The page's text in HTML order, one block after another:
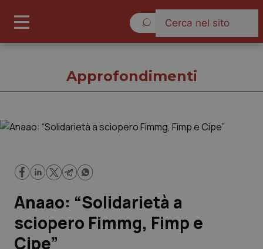
Cronache
Governo e Parlamento
Regioni e Asl
Approfondimenti
Anaao: “Solidarietà a
sciopero Fimmg, Fimp e
Cipe”